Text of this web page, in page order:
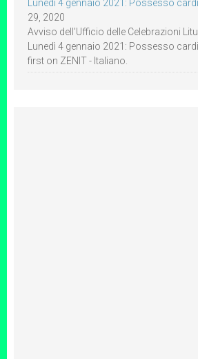
Lunedì 4 gennaio 2021: Possesso
29, 2020
Avviso dell’Ufficio delle Celebrazioni
Lunedì 4 gennaio 2021: Possesso
first on ZENIT - Italiano.